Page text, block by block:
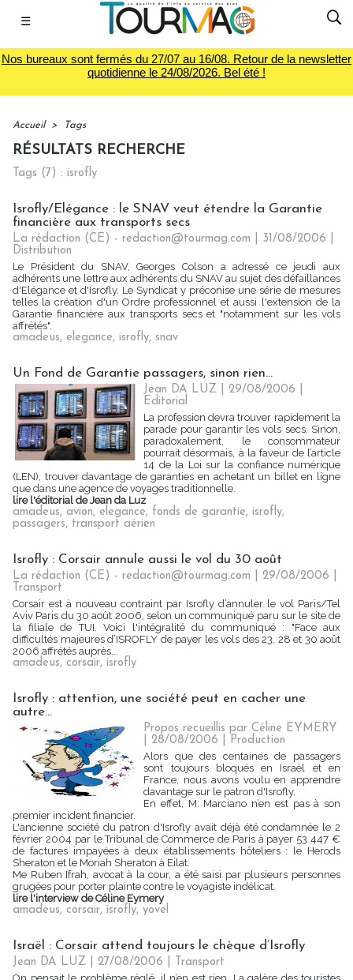
☰
Nos bureaux sont fermés du 27/07 au 16/08. Retour de la newsletter
quotidienne le 24/08/2026. Bel été !
Accueil > Tags
RÉSULTATS RECHERCHE
Tags (7) : isrofly
Isrofly/Elégance : le SNAV veut étendre la Garantie
financière aux transports secs
La rédaction (CE) - redaction@tourmag.com | 31/08/2006
Distribution
Le Président du SNAV, Georges Colson a adressé ce jeudi aux
adhérents une lettre aux adhérents du SNAV au sujet des défaillances
d'Elégance et d'Isrofly. Le Syndicat y préconise une série de mesures
telles la création d'un Ordre professionnel et aussi l'extension de la
Garantie financière aux transports secs et "notamment sur les vols
affrétés".
amadeus, elegance, isrofly, snav
Un Fond de Garantie passagers, sinon rien…
Jean DA LUZ | 29/08/2006
Editorial
La profession devra trouver rapidement la
parade pour garantir les vols secs. Sinon,
paradoxalement, le consommateur
pourrait désormais, à la faveur de l’article
14 de la Loi sur la confiance numérique
(LEN), trouver davantage de garanties en achetant un billet en ligne
que dans une agence de voyages traditionnelle.
lire l'éditorial de Jean da Luz
amadeus, avion, elegance, fonds de garantie, isrofly,
passagers, transport aérien
Isrofly : Corsair annule aussi le vol du 30 août
La rédaction (CE) - redaction@tourmag.com | 29/08/2006
Transport
Corsair est à nouveau contraint par Isrofly d’annuler le vol Paris/Tel
Aviv Paris du 30 août 2006, selon un communiqué paru sur le site de
la filiale de TUI. Voici l'intégralité du communiqué : "Face aux
difficultés majeures d’ISROFLY de payer les vols des 23, 28 et 30 août
2006 affrétés auprès...
amadeus, corsair, isrofly
Isrofly : attention, une société peut en cacher une
autre...
Propos recueillis par Céline EYMERY
| 28/08/2006
Production
Alors que des centaines de passagers
sont toujours bloqués en Israël et en
France, nous avons voulu en apprendre
davantage sur le patron d'Isrofly.
En effet, M. Marciano n’en est pas à son
premier incident financier.
L'ancienne société du patron d'Isrofly avait déjà été condamnée le 2
février 2004 par le Tribunal de Commerce de Paris à payer 53 447 €
de factures impayées à deux établissements hôteliers : le Herods
Sheraton et le Moriah Sheraton à Eilat.
Me Ruben Ifrah, avocat à la cour, a été saisi par plusieurs personnes
grugées pour porter plainte contre le voyagiste indélicat.
lire l'interview de Céline Eymery
amadeus, corsair, isrofly, yovel
Israël : Corsair attend toujours le chèque d’Isrofly
Jean DA LUZ | 27/08/2006
Transport